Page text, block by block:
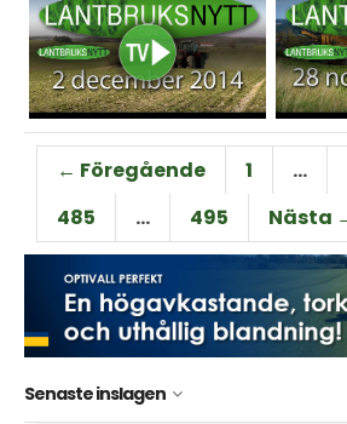
← Föregående 1 …
485
… 495 Nästa
Senaste inslagen